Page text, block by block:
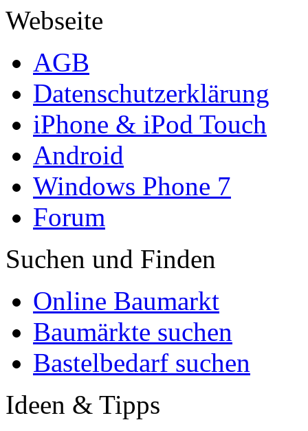
Webseite
AGB
Datenschutzerklärung
iPhone & iPod Touch
Android
Windows Phone 7
Forum
Suchen und Finden
Online Baumarkt
Baumärkte suchen
Bastelbedarf suchen
Ideen & Tipps